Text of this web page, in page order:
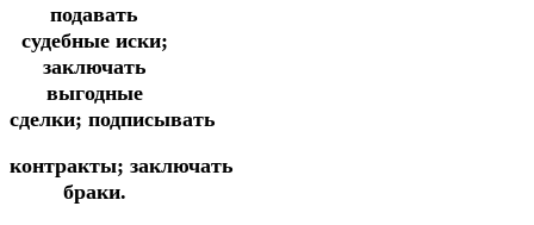
подавать
судебные иски;
заключать
выгодные
сделки; подписывать
контракты; заключать
браки.